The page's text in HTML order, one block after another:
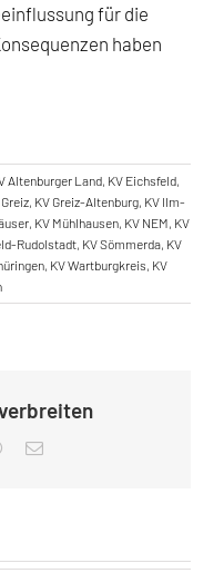
für die
haben
Altenburger Land, KV Eichsfeld,
, KV Greiz-Altenburg, KV Ilm-
, KV Mühlhausen, KV NEM, KV
Rudolstadt, KV Sömmerda, KV
, KV Wartburgkreis, KV
WhatsApp
E-